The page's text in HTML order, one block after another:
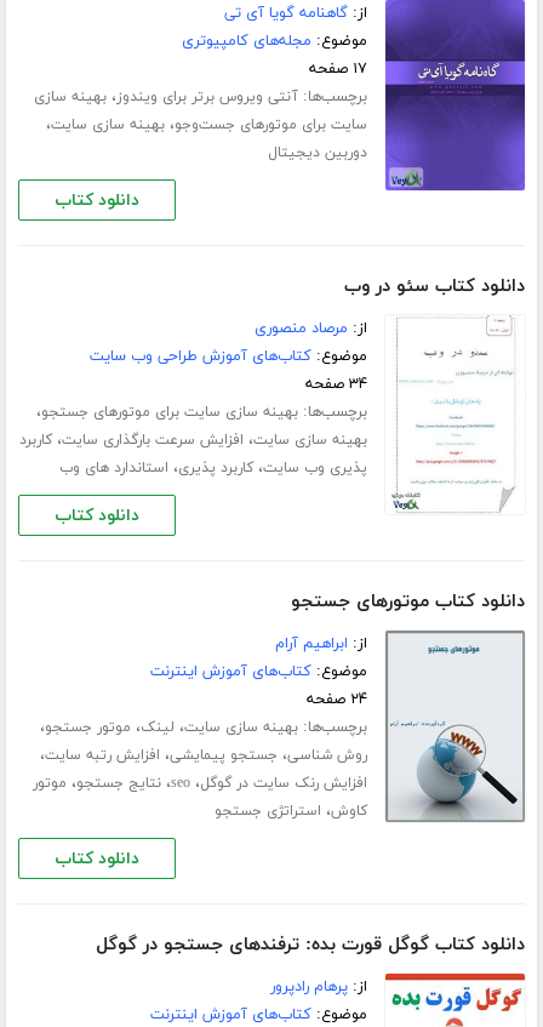
از:گاهنامه گویا آی تی
موضوع: مجله‌های کامپیوتری
۱۷ صفحه
برچسب‌ها:آنتی ویروس برتر برای ویندوز،بهینه سازی
سایت برای موتورهای جست‌وجو،بهینه سازی سایت،
دوربین دیجیتال
دانلود کتاب
دانلود کتاب سئو در وب
از: مرصاد منصوری
موضوع:کتاب‌های آموزش طراحی وب سایت
۳۴ صفحه
برچسب‌ها:بهینه سازی سایت برای موتورهای جستجو،
بهینه سازی سایت، افزایش سرعت بارگذاری سایت،کاربرد
پذیری وب سایت،کاربرد پذیری، استاندارد های وب
دانلود کتاب
دانلود کتاب موتورهای جستجو
از: ابراهیم آرام
موضوع:کتاب‌های آموزش اینترنت
۲۴ صفحه
برچسب‌ها:بهینه سازی سایت، لینک، موتور جستجو،
روش شناسی، جستجو پیمایشی، افزایش رتبه سایت،
افزایش رنک سایت در گوگل،seo،نتایج جستجو، موتور
کاوش، استراتژی جستجو
دانلود کتاب
دانلود کتاب گوگل قورت بده: ترفندهای جستجو در گوگل
از:پرهام رادپرور
موضوع:کتاب‌های آموزش اینترنت